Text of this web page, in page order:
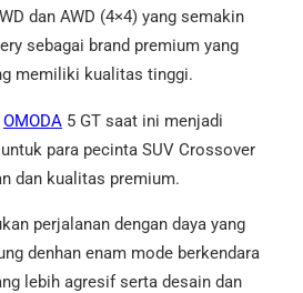
dan AWD (4×4) yang semakin
sebagai brand premium yang
memiliki kualitas tinggi.
OMODA 5 GT saat ini menjadi
para pecinta SUV Crossover
dan kualitas premium.
perjalanan dengan daya yang
denhan enam mode berkendara
lebih agresif serta desain dan